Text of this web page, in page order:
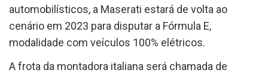
automobilísticos, a Maserati estará de volta ao
cenário em 2023 para disputar a Fórmula E,
modalidade com veículos 100% elétricos.
A frota da montadora italiana será chamada de